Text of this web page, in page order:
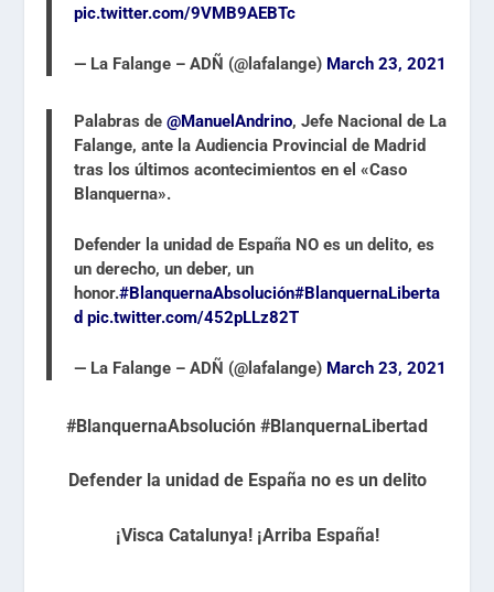
pic.twitter.com/9VMB9AEBTc
— La Falange – ADÑ (@lafalange) March 23, 2021
Palabras de@ManuelAndrino, Jefe Nacional de La
Falange, ante la Audiencia Provincial de Madrid
tras los últimos acontecimientos en el «Caso
Blanquerna».
Defender la unidad de España NO es un delito, es
un derecho, un deber, un
honor.#BlanquernaAbsolución#BlanquernaLiberta
d pic.twitter.com/452pLLz82T
— La Falange – ADÑ (@lafalange) March 23, 2021
#BlanquernaAbsolución #BlanquernaLibertad
Defender la unidad de España no es un delito
¡Visca Catalunya! ¡Arriba España!